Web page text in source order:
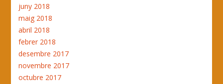
juny 2018
maig 2018
abril 2018
febrer 2018
desembre 2017
novembre 2017
octubre 2017